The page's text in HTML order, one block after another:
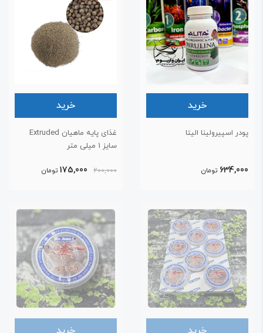
خرید
اسپیرولینا الیتا
تومان
خرید
غذای پایه ماهیان Extruded
200,000
175,000 تومان